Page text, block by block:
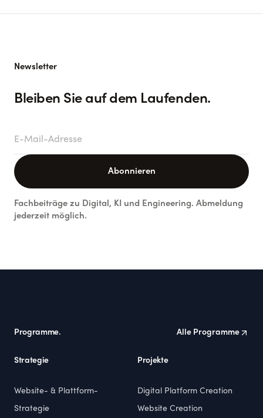
Newsletter
Bleiben Sie auf dem Laufenden.
E-Mail-Adresse
Abonnieren
Fachbeiträge zu Digital, KI und Engineering. Abmeldung
jederzeit möglich.
Programme. Alle Programme
Strategie
Website- & Plattform-
Strategie
Projekte
Digital Platform Creation
Website Creation